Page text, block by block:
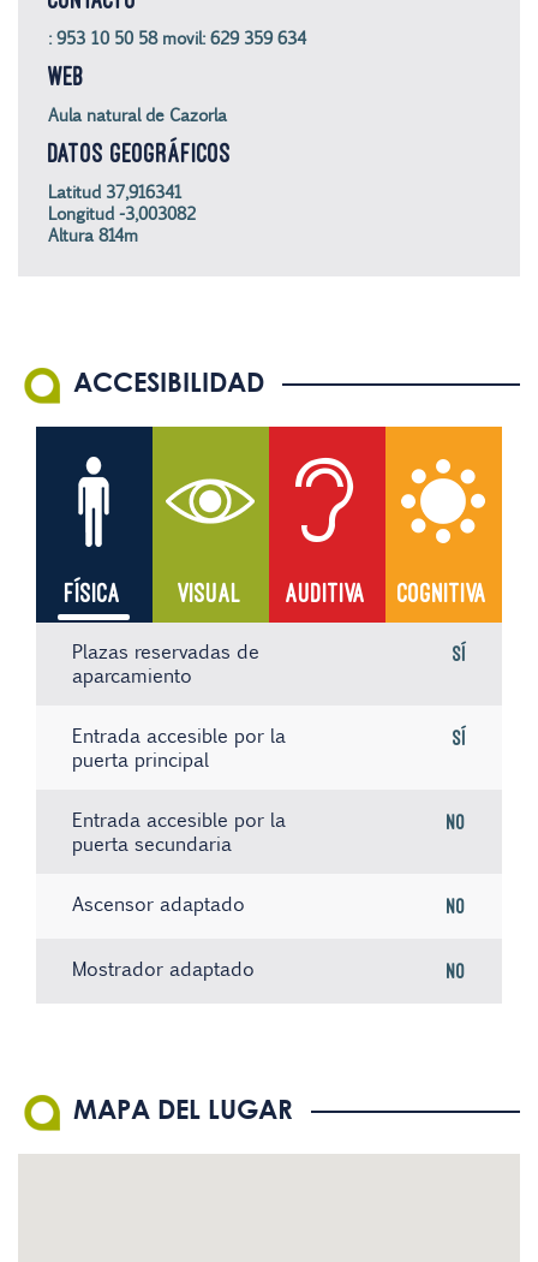
: 953 10 50 58 movil: 629 359 634
WEB
Aula natural de Cazorla
DATOS GEOGRÁFICOS
Latitud 37,916341
Longitud -3,003082
Altura 814m
ACCESIBILIDAD
FÍSICA VISUAL AUDITIVA COGNITIVA
Plazas reservadas de
aparcamiento
Sí
Entrada accesible por la
puerta principal
Sí
Entrada accesible por la
puerta secundaria
No
Ascensor adaptado No
Mostrador adaptado No
Ascensor con botones en
Braille
El personal conoce la
Lengua de Signos Española
MAPA DEL LUGAR